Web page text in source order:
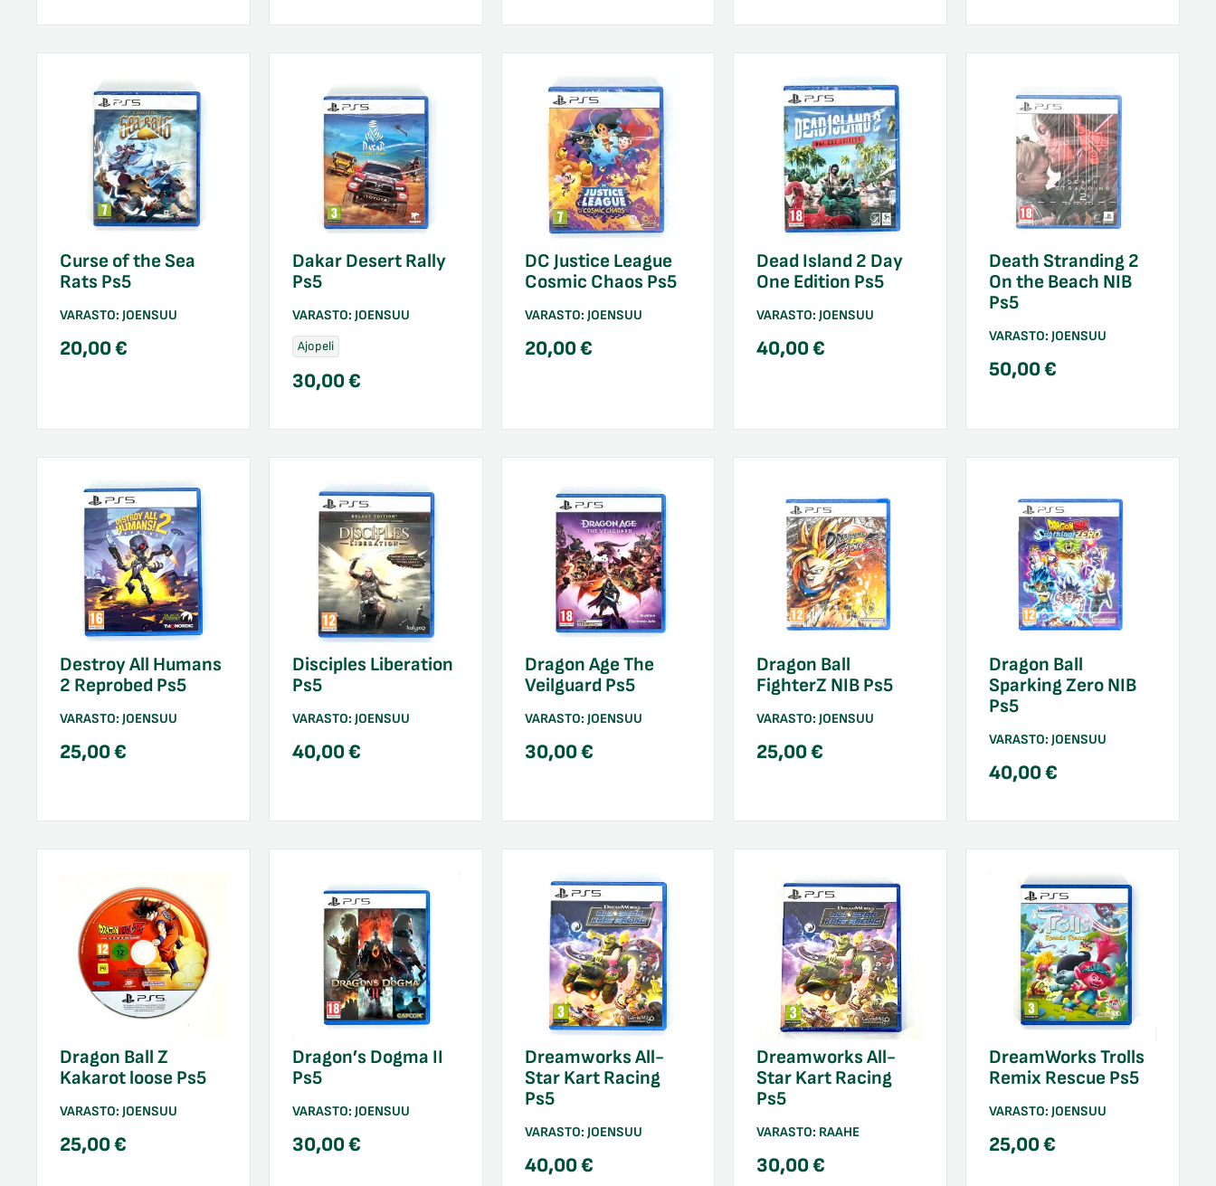
Curse of the Sea
Rats Ps5
VARASTO: JOENSUU
20,00€
Dakar Desert Rally
Ps5
VARASTO: JOENSUU
Ajopeli
30,00€
DC Justice League
Cosmic Chaos Ps5
VARASTO: JOENSUU
20,00€
Dead Island 2 Day
One Edition Ps5
VARASTO:JOENSUU
40,00€
Death Stranding 2
On the Beach NIB
Ps5
VARASTO:JOENSUU
50,00€
Destroy All Humans
2 Reprobed Ps5
VARASTO: JOENSUU
25,00€
Disciples Liberation
Ps5
VARASTO: JOENSUU
40,00€
Dragon Age The
Veilguard Ps5
VARASTO: JOENSUU
30,00€
Dragon Ball
FighterZ NIB Ps5
VARASTO:JOENSUU
25,00€
Dragon Ball
Sparking Zero NIB
Ps5
VARASTO:JOENSUU
40,00€
Dragon Ball Z
Kakarot loose Ps5
VARASTO: JOENSUU
25,00€
Dragon’s Dogma II
Ps5
VARASTO: JOENSUU
30,00€
Dreamworks All-
Star Kart Racing
Ps5
VARASTO: JOENSUU
40,00€
Dreamworks All-
Star Kart Racing
Ps5
VARASTO: RAAHE
30,00€
DreamWorks Trolls
Remix Rescue Ps5
VARASTO:JOENSUU
25,00€